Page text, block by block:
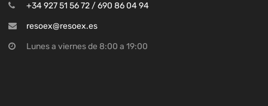
+34 927 51 56 72 / 690 86 04 94
resoex@resoex.es
Lunes a viernes de 8:00 a 19:00